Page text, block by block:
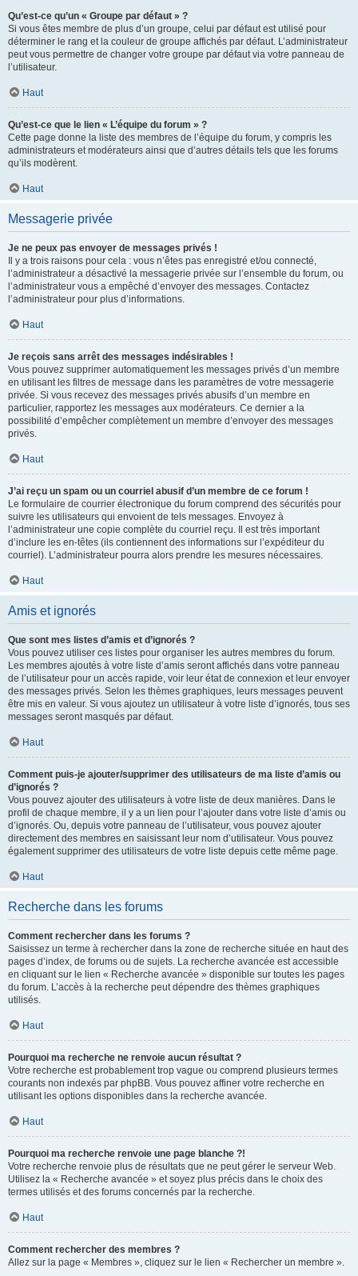
Qu’est-ce qu’un « Groupe par défaut » ?
Si vous êtes membre de plus d’un groupe, celui par défaut est utilisé pour
déterminer le rang et la couleur de groupe affichés par défaut. L’administrateur
peut vous permettre de changer votre groupe par défaut via votre panneau de
l’utilisateur.
Haut
Qu’est-ce que le lien « L’équipe du forum » ?
Cette page donne la liste des membres de l’équipe du forum, y compris les
administrateurs et modérateurs ainsi que d’autres détails tels que les forums
qu’ils modèrent.
Haut
Messagerie privée
Je ne peux pas envoyer de messages privés !
Il y a trois raisons pour cela : vous n’êtes pas enregistré et/ou connecté,
l’administrateur a désactivé la messagerie privée sur l’ensemble du forum, ou
l’administrateur vous a empêché d’envoyer des messages. Contactez
l’administrateur pour plus d’informations.
Haut
Je reçois sans arrêt des messages indésirables !
Vous pouvez supprimer automatiquement les messages privés d’un membre
en utilisant les filtres de message dans les paramètres de votre messagerie
privée. Si vous recevez des messages privés abusifs d’un membre en
particulier, rapportez les messages aux modérateurs. Ce dernier a la
possibilité d’empêcher complètement un membre d’envoyer des messages
privés.
Haut
J’ai reçu un spam ou un courriel abusif d’un membre de ce forum !
Le formulaire de courrier électronique du forum comprend des sécurités pour
suivre les utilisateurs qui envoient de tels messages. Envoyez à
l’administrateur une copie complète du courriel reçu. Il est très important
d’inclure les en-têtes (ils contiennent des informations sur l’expéditeur du
courriel). L’administrateur pourra alors prendre les mesures nécessaires.
Haut
Amis et ignorés
Que sont mes listes d’amis et d’ignorés ?
Vous pouvez utiliser ces listes pour organiser les autres membres du forum.
Les membres ajoutés à votre liste d’amis seront affichés dans votre panneau
de l’utilisateur pour un accès rapide, voir leur état de connexion et leur envoyer
des messages privés. Selon les thèmes graphiques, leurs messages peuvent
être mis en valeur. Si vous ajoutez un utilisateur à votre liste d’ignorés, tous ses
messages seront masqués par défaut.
Haut
Comment puis-je ajouter/supprimer des utilisateurs de ma liste d’amis ou
d’ignorés ?
Vous pouvez ajouter des utilisateurs à votre liste de deux manières. Dans le
profil de chaque membre, il y a un lien pour l’ajouter dans votre liste d’amis ou
d’ignorés. Ou, depuis votre panneau de l’utilisateur, vous pouvez ajouter
directement des membres en saisissant leur nom d’utilisateur. Vous pouvez
également supprimer des utilisateurs de votre liste depuis cette même page.
Haut
Recherche dans les forums
Comment rechercher dans les forums ?
Saisissez un terme à rechercher dans la zone de recherche située en haut des
pages d’index, de forums ou de sujets. La recherche avancée est accessible
en cliquant sur le lien « Recherche avancée » disponible sur toutes les pages
du forum. L’accès à la recherche peut dépendre des thèmes graphiques
utilisés.
Haut
Pourquoi ma recherche ne renvoie aucun résultat ?
Votre recherche est probablement trop vague ou comprend plusieurs termes
courants non indexés par phpBB. Vous pouvez affiner votre recherche en
utilisant les options disponibles dans la recherche avancée.
Haut
Pourquoi ma recherche renvoie une page blanche ?!
Votre recherche renvoie plus de résultats que ne peut gérer le serveur Web.
Utilisez la « Recherche avancée » et soyez plus précis dans le choix des
termes utilisés et des forums concernés par la recherche.
Haut
Comment rechercher des membres ?
Allez sur la page « Membres », cliquez sur le lien « Rechercher un membre ».